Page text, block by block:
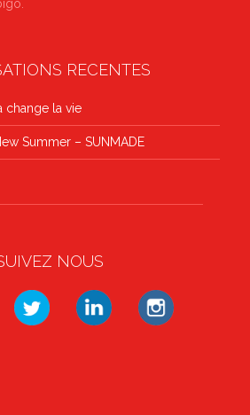
RECENTES
change la vie
Summer – SUNMADE
NOUS